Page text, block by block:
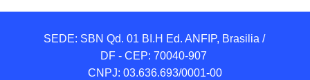
SEDE: SBN Qd. 01 BI.H Ed. ANFIP, Brasilia /
DF - CEP: 70040-907
CNPJ: 03.636.693/0001-00